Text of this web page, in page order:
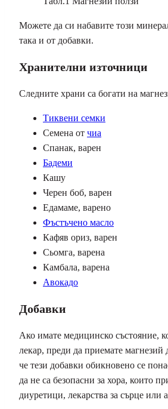
Можете да си набавите този
така и от добавки.
Хранителни източници
Следните храни са богати на
Тиквени семки
Семена от чиа
Спанак, варен
Бадеми
Кашу
Черен боб, варен
Едамаме, варено
Фъстъчено масло
Кафяв ориз, варен
Сьомга, варена
Камбала, варена
Авокадо
Добавки
Ако имате медицинско състояние,
лекар, преди да приемате магнезий
че тези добавки обикновено се
да не са безопасни за хора, които
диуретици, лекарства за сърце или